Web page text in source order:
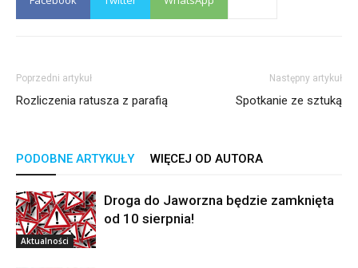
Poprzedni artykuł
Rozliczenia ratusza z parafią
Następny artykuł
Spotkanie ze sztuką
PODOBNE ARTYKUŁY WIĘCEJ OD AUTORA
Aktualności
Droga do Jaworzna będzie zamknięta
od 10 sierpnia!